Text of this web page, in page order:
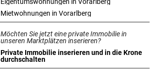
RISKANTES MANÖVER
Biker bei Überholversuch auf
L200 verunfallt
CHANCE AUF 3. TITEL vor 20 Stunden
Schwärzler dreht Partie und zieht
Mietwohnungen in Vorarlberg
Möchten Sie jetzt eine private Immobilie in
unseren Marktplätzen inserieren?
Private Immobilie inserieren und in die Krone
durchschalten
in neuem Tab öffnen